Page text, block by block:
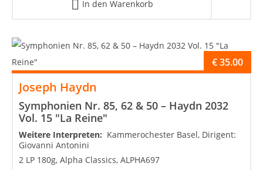
In den Warenkorb
Joseph Haydn
Symphonien Nr. 85, 62 & 50 – Haydn 2032
Vol. 15 "La Reine"
€35.00
Weitere Interpreten: Kammerochester Basel, Dirigent:
Giovanni Antonini
2 LP 180g, Alpha Classics, ALPHA697